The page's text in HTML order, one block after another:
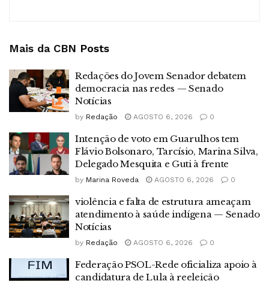
Mais da CBN Posts
Redações do Jovem Senador debatem
democracia nas redes — Senado
Notícias
by Redação AGOSTO 6, 2026 0
Intenção de voto em Guarulhos tem
Flávio Bolsonaro, Tarcísio, Marina Silva,
Delegado Mesquita e Guti à frente
by Marina Roveda AGOSTO 6, 2026 0
violência e falta de estrutura ameaçam
atendimento à saúde indígena — Senado
Notícias
by Redação AGOSTO 6, 2026 0
Federação PSOL-Rede oficializa apoio à
candidatura de Lula à reeleição